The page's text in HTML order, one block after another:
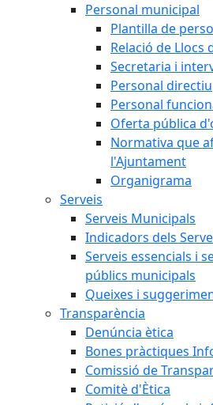
Personal municipal
Plantilla de
Relació de Llocs
Secretaria i
Personal directiu
Personal
Oferta pública
Normativa que
l'Ajuntament
Organigrama
Serveis
Serveis Municipals
Indicadors dels
Serveis essencials i
públics municipals
Queixes i
Transparència
Denúncia ètica
Bones pràctiques
Comissió de
Comitè d'Ètica